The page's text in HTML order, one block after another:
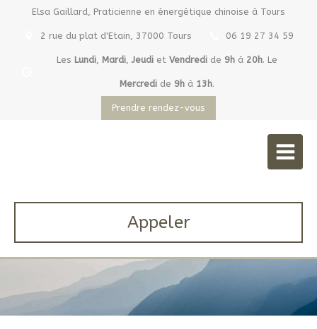
Elsa Gaillard, Praticienne en énergétique chinoise à Tours
2 rue du plat d'Etain, 37000 Tours 06 19 27 34 59
Les Lundi, Mardi, Jeudi et Vendredi de 9h à 20h. Le
Mercredi de 9h à 13h.
Prendre rendez-vous
Appeler